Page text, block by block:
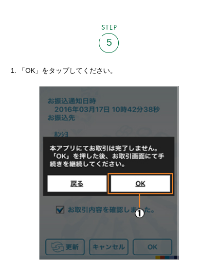
5
「OK」をタップしてください。